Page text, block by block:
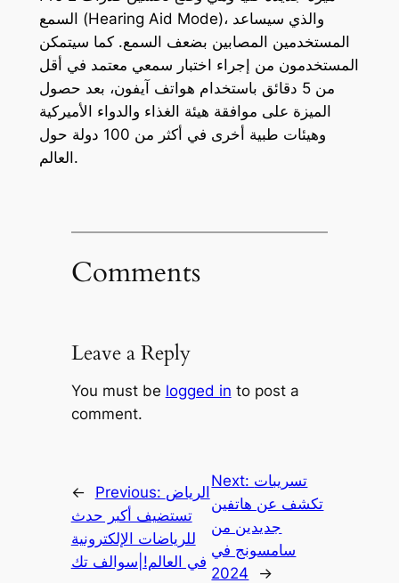
السمع (Hearing Aid Mode)، والذي سيساعد
المستخدمين المصابين بضعف السمع. كما سيتمكن
المستخدمون من إجراء اختبار سمعي معتمد في أقل
من 5 دقائق باستخدام هواتف آيفون، بعد حصول
الميزة على موافقة هيئة الغذاء والدواء الأميركية
وهيئات طبية أخرى في أكثر من 100 دولة حول
العالم.
Comments
Leave a Reply
You must be logged in to post a
comment.
← Previous: الرياض
تستضيف أكبر حدث
للرياضات الإلكترونية
في العالم!|سوالف تك
Next: تسريبات
تكشف عن هاتفين
جديدين من
سامسونج في
2024
→